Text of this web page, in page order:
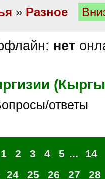
» Разное
нет
Вопросы/ответы
1 2 3 4 5 ...
14
24 25 26 27 28